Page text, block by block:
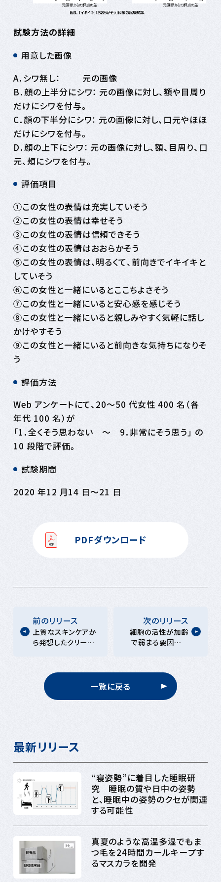
試験方法の詳細
用意した画像
A．シワ無し： 元の画像
B．顔の上半分にシワ： 元の画像に対し、額や目周り
だけにシワを付与。
C．顔の下半分にシワ： 元の画像に対し、口元やほほ
だけにシワを付与。
D．顔の上下にシワ： 元の画像に対し、額、目周り、口
元、頬にシワを付与。
評価項目
①この女性の表情は充実していそう
②この女性の表情は幸せそう
③この女性の表情は信頼できそう
④この女性の表情はおおらかそう
⑤この女性の表情は、明るくて、前向きでイキイキと
していそう
⑥この女性と一緒にいるとここちよさそう
⑦この女性と一緒にいると安心感を感じそう
⑧この女性と一緒にいると親しみやすく気軽に話し
かけやすそう
⑨この女性と一緒にいると前向きな気持ちになりそ
う
評価方法
Web アンケートにて、20～50 代女性 400 名（各
年代 100 名）が
「1．全くそう思わない ～ 9．非常にそう思う」 の
10 段階で評価。
試験期間
2020 年12 月14 日～21 日
PDFダウンロード
前のリリース
上質なスキンケアか
ら発想したクリーム
約を克服、みずみず
しさ・コクやスキンケ
ア成分のぜいたく配
次のリリース
細胞の活性が加齢
で弱まる要因を解
「クリステ」を形成さ
せる因子が減少
一覧に戻る
最新リリース
“寝姿勢”に着目した睡眠研
究 睡眠の質や日中の姿勢
と、睡眠中の姿勢のクセが関連
する可能性
真夏のような高温多湿でもま
つ毛を24時間カールキープす
るマスカラを開発